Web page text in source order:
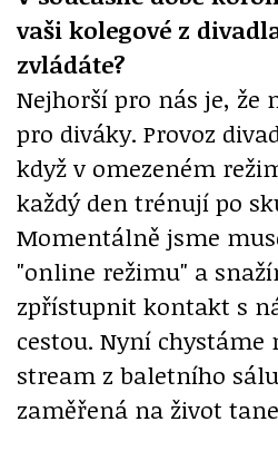
vaši kolegové z
zvládáte?
Nejhorší pro nás je, že
pro diváky. Provoz
když v omezeném
každý den trénují po
Momentálně jsme
"online režimu" a
zpřístupnit kontakt s
cestou. Nyní
stream z baletního
zaměřená na život